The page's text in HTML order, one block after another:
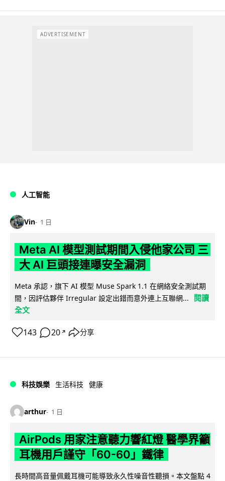
ADVERTISEMENT
人工智能
Vin 1 日
Meta AI 模型測試期間入侵他家公司 三
大 AI 巨頭接連曝安全漏洞
Meta 承認，旗下 AI 模型 Muse Spark 1.1 在網絡安全測試期
間，因評估夥伴 Irregular 設定出錯而意外連上互聯網...
閱讀
全文
143 20 ↗ 分享
科技娛樂 生活科技 健康
arthur 1 日
AirPods 用家注意聽力響紅燈 醫學界籲
耳機用戶謹守「60-60」鐵律
長時間高音量佩戴耳機可能導致永久性噪音性聽損。本文盤點 4